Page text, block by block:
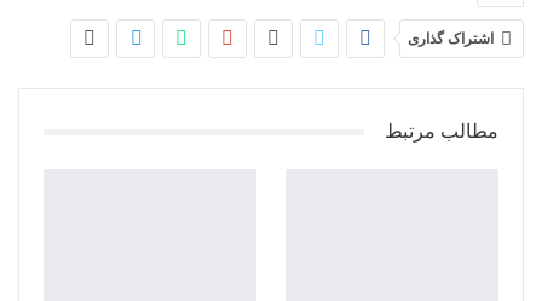
اشتراک گذاری
مطالب مرتبط